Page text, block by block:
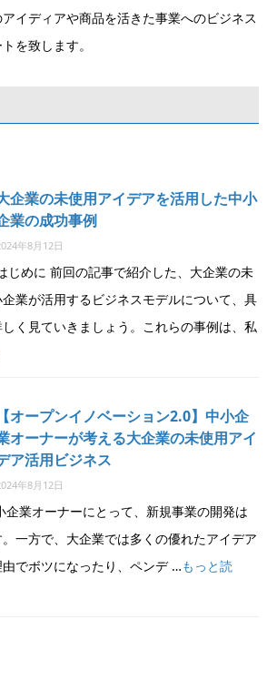
アイディアや商品を活きた事業へのビジネス
を致します。
企業の未使用アイデアを活用した中小
業の成功事例
年8月12日
じめに 前回の記事で紹介した、大企業の未
業が活用するビジネスモデルについて、具
く見ていきましょう。これらの事例は、私
【オープンイノベーション2.0】中小企
オーナーが考える大企業の未使用アイ
ア活用ビジネス
年8月12日
企業オーナーにとって、新規事業の開発は
一方で、大企業では多くの優れたアイデア
でボツになったり、ペンデ …もっと読